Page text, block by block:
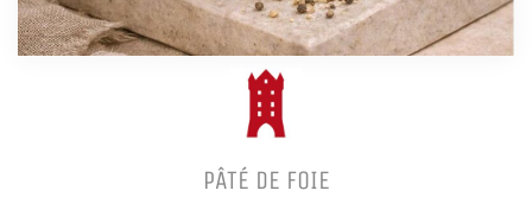
PÂTÉ DE FOIE